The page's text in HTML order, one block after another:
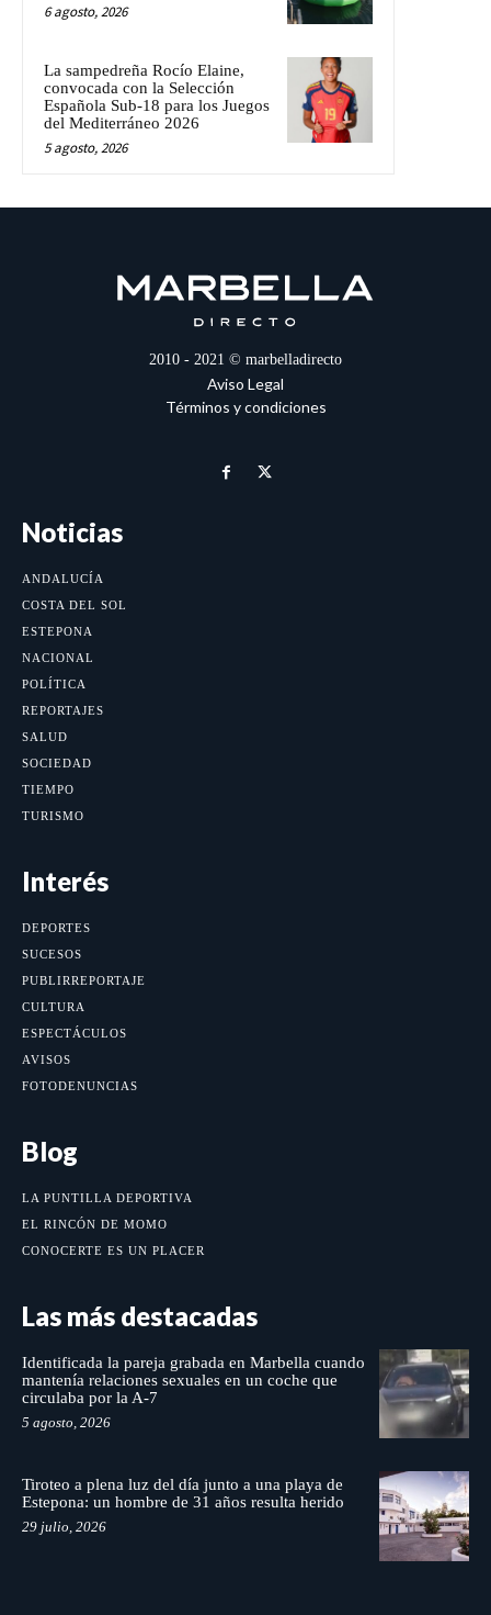
6 agosto, 2026
La sampedreña Rocío Elaine,
convocada con la Selección
Española Sub-18 para los Juegos
del Mediterráneo 2026
5 agosto, 2026
2010 - 2021 © marbelladirecto
Aviso Legal
Términos y condiciones
Noticias
ANDALUCÍA
COSTA DEL SOL
ESTEPONA
NACIONAL
POLÍTICA
REPORTAJES
SALUD
SOCIEDAD
TIEMPO
TURISMO
Interés
DEPORTES
SUCESOS
PUBLIRREPORTAJE
CULTURA
ESPECTÁCULOS
AVISOS
FOTODENUNCIAS
Blog
LA PUNTILLA DEPORTIVA
EL RINCÓN DE MOMO
CONOCERTE ES UN PLACER
Las más destacadas
Identificada la pareja grabada en Marbella cuando
mantenía relaciones sexuales en un coche que
circulaba por la A-7
5 agosto, 2026
Tiroteo a plena luz del día junto a una playa de
Estepona: un hombre de 31 años resulta herido
29 julio, 2026